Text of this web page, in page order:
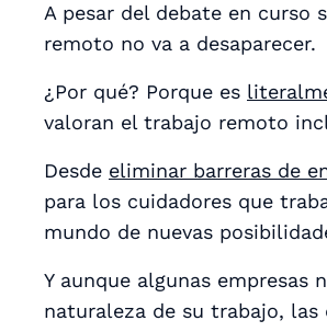
A pesar del debate en curso
remoto no va a desaparecer.
¿Por qué? Porque es
valoran el trabajo remoto
Desde eliminar barreras de
para los cuidadores que
mundo de nuevas
Y aunque algunas
naturaleza de su trabajo, las